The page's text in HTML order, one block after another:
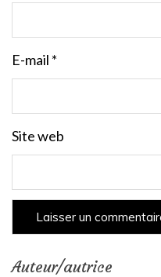
E-mail *
Site web
Auteur/autrice